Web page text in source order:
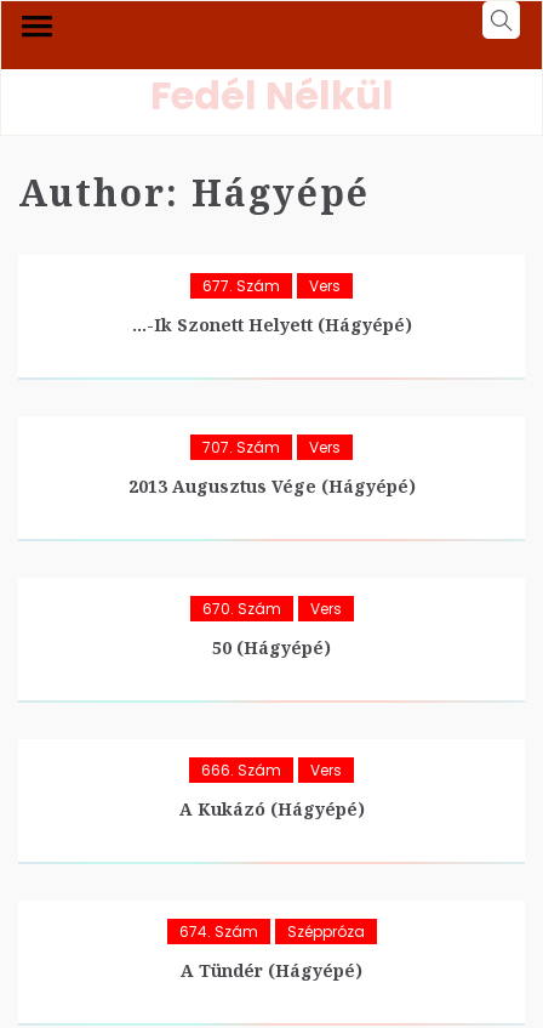
Fedél Nélkül
Author: Hágyépé
677. Szám Vers
…-Ik Szonett Helyett (hágyépé)
707. Szám Vers
2013 Augusztus Vége (hágyépé)
670. Szám Vers
50 (hágyépé)
666. Szám Vers
A Kukázó (hágyépé)
674. Szám Széppróza
A Tündér (hágyépé)